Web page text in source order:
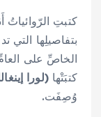
كتبتِ الرّوائياتُ
بتفاصيلِها التي
الخاصِّ على
كتبَتْها(لورا
وُصِفَت.